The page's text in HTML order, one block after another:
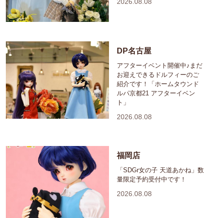
DP名古屋
アフターイベント開催中♪まだ
お迎えできるドルフィーのご
紹介です！「ホームタウンド
ルパ京都21 アフターイベン
ト」
2026.08.08
福岡店
「SDGr女の子 天道あかね」数
量限定予約受付中です！
2026.08.08